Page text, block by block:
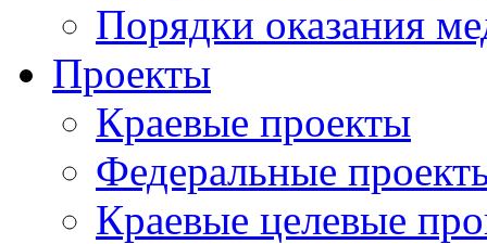
Порядки оказания
Проекты
Краевые проекты
Федеральные
Краевые целевые